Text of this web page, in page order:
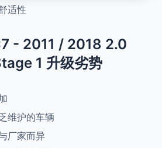
适性
- 2011 / 2018 2.0
1 升级劣势
维护的车辆
厂家而异